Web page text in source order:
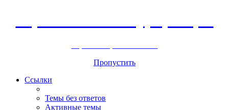
Пропустить
Ссылки
Темы без ответов
Активные темы